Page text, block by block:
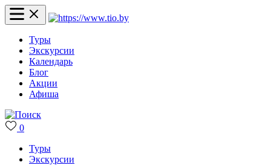
Туры
Экскурсии
Календарь
Блог
Акции
Афиша
0
Туры
Экскурсии